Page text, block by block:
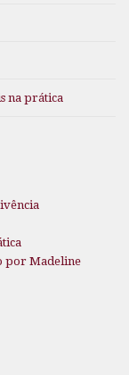
na prática
por Madeline